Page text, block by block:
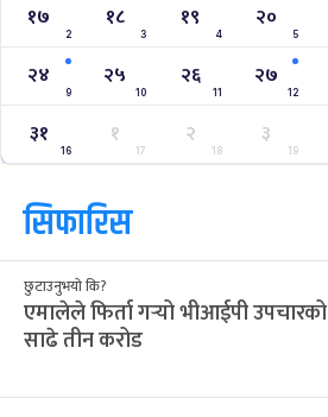
१७
2
१८
3
१९
4
२०
5
२४
9
२५
10
२६
11
२७
12
३१
16
१
17
२
18
३
19
सिफारिस
छुटाउनुभयो कि?
एमालेले फिर्ता गर्‍यो भीआईपी उपचारको
साढे तीन करोड